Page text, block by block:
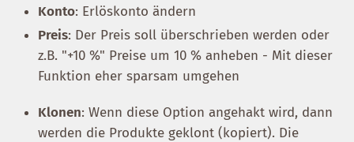
Konto: Erlöskonto ändern
Preis: Der Preis soll überschrieben werden oder
z.B. "+10 %" Preise um 10 % anheben - Mit dieser
Funktion eher sparsam umgehen
Klonen: Wenn diese Option angehakt wird, dann
werden die Produkte geklont (kopiert). Die